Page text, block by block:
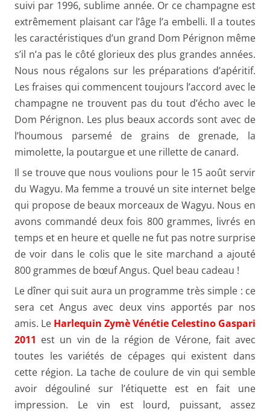
suivi par 1996, sublime année. Or ce champagne est
extrêmement plaisant car l’âge l’a embelli. Il a toutes
les caractéristiques d’un grand Dom Pérignon même
s’il n’a pas le côté glorieux des plus grandes années.
Nous nous régalons sur les préparations d’apéritif.
Les fraises qui commencent toujours l’accord avec le
champagne ne trouvent pas du tout d’écho avec le
Dom Pérignon. Les plus beaux accords sont avec de
l’houmous parsemé de grains de grenade, la
mimolette, la poutargue et une rillette de canard.
Il se trouve que nous voulions pour le 15 août servir
du Wagyu. Ma femme a trouvé un site internet belge
qui propose de beaux morceaux de Wagyu. Nous en
avons commandé deux fois 800 grammes, livrés en
temps et en heure et quelle ne fut pas notre surprise
de voir dans le colis que le site marchand a ajouté
800 grammes de bœuf Angus. Quel beau cadeau !
Le dîner qui suit aura un programme très simple : ce
sera cet Angus avec deux vins apportés par nos
amis. Le Harlequin Zymè Vénétie Celestino Gaspari
2011 est un vin de la région de Vérone, fait avec
toutes les variétés de cépages qui existent dans
cette région. La tache de coulure de vin qui semble
avoir dégouliné sur l’étiquette est en fait une
impression. Le vin est lourd, puissant, assez